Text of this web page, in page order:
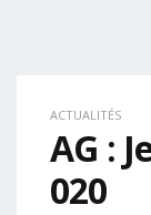
ACTUALITÉS
AG :
020